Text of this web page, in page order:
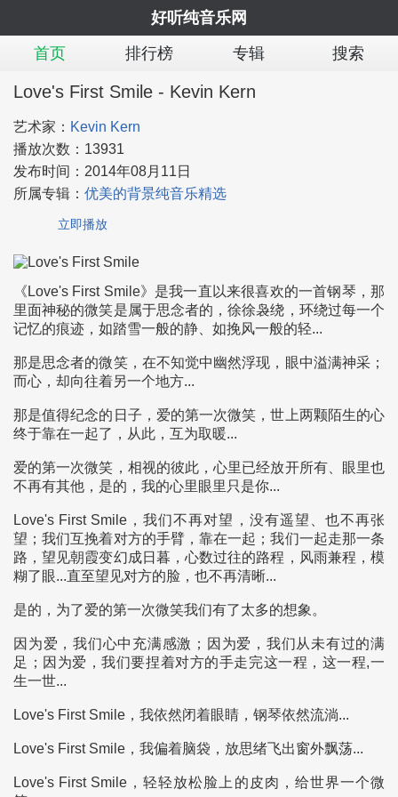
好听纯音乐网
首页
排行榜 专辑 搜索
Love's First Smile - Kevin Kern
艺术家： Kevin Kern
播放次数： 13931
发布时间： 2014年08月11日
所属专辑： 优美的背景纯音乐精选
立即播放
《Love's First Smile》是我一直以来很喜欢的一首钢琴，那
里面神秘的微笑是属于思念者的，徐徐袅绕，环绕过每一个
记忆的痕迹，如踏雪一般的静、如挽风一般的轻...
那是思念者的微笑，在不知觉中幽然浮现，眼中溢满神采；
而心，却向往着另一个地方...
那是值得纪念的日子，爱的第一次微笑，世上两颗陌生的心
终于靠在一起了，从此，互为取暖...
爱的第一次微笑，相视的彼此，心里已经放开所有、眼里也
不再有其他，是的，我的心里眼里只是你...
Love's First Smile，我们不再对望，没有遥望、也不再张
望；我们互挽着对方的手臂，靠在一起；我们一起走那一条
路，望见朝霞变幻成日暮，心数过往的路程，风雨兼程，模
糊了眼...直至望见对方的脸，也不再清晰...
是的，为了爱的第一次微笑我们有了太多的想象。
因为爱，我们心中充满感激；因为爱，我们从未有过的满
足；因为爱，我们要捏着对方的手走完这一程，这一程,一
生一世...
Love's First Smile，我依然闭着眼睛，钢琴依然流淌...
Love's First Smile，我偏着脑袋，放思绪飞出窗外飘荡...
Love's First Smile，轻轻放松脸上的皮肉，给世界一个微